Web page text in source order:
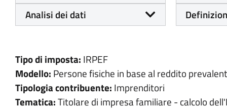
Analisi dei dati
Tipo di imposta: IRPEF
Modello: Persone fisiche in base al reddito
Tipologia contribuente: Imprenditori
Tematica:Titolare di impresa familiare - calcolo